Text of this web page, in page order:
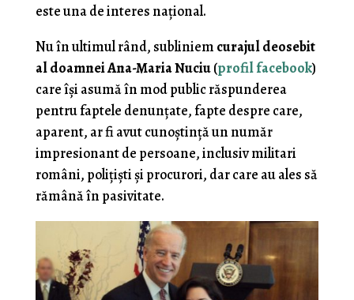
este una de interes naţional.
Nu în ultimul rând, subliniem curajul deosebit
al doamnei Ana-Maria Nuciu(profil facebook)
care îşi asumă în mod public răspunderea
pentru faptele denunţate, fapte despre care,
aparent, ar fi avut cunoştinţă un număr
impresionant de persoane, inclusiv militari
români, poliţişti şi procurori, dar care au ales să
rămână în pasivitate.